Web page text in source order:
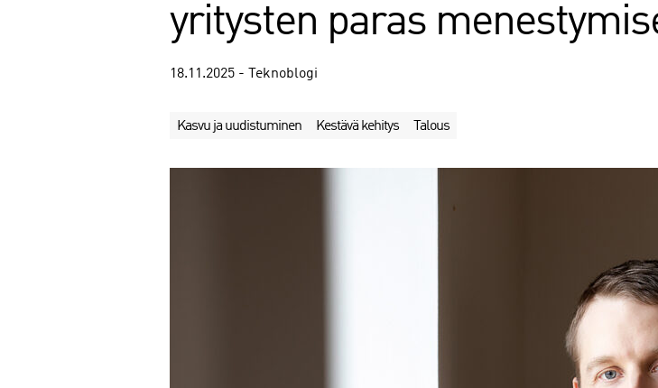
yritysten paras
18.11.2025 - Teknoblogi
Kasvu ja uudistuminen Kestävä kehitys Talous